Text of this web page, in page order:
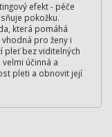
efekt - péče
pokožku.
která pomáhá
pro ženy i
pleť bez viditelných
účinná a
pleti a obnovit její